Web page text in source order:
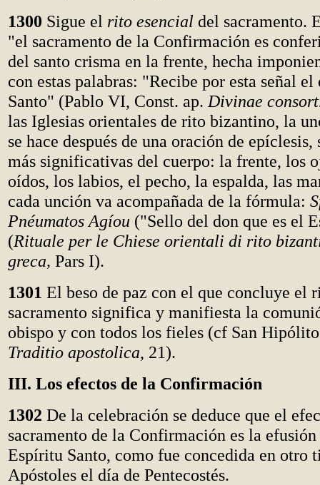
1300 Sigue el rito esencial del sacramento.
"el sacramento de la Confirmación es
del santo crisma en la frente, hecha
con estas palabras: "Recibe por esta señal
Santo" (Pablo VI, Const. ap. Divinae
las Iglesias orientales de rito bizantino, la
se hace después de una oración de epíclesis,
más significativas del cuerpo: la frente, los
oídos, los labios, el pecho, la espalda, las
cada unción va acompañada de la fórmula:
Pnéumatos Agíou ("Sello del don que es el
(Rituale per le Chiese orientali di rito
greca, Pars I).
1301 El beso de paz con el que concluye el
sacramento significa y manifiesta la
obispo y con todos los fieles (cf San
Traditio apostolica, 21).
III. Los efectos de la Confirmación
1302 De la celebración se deduce que el
sacramento de la Confirmación es la
Espíritu Santo, como fue concedida en otro
Apóstoles el día de Pentecostés.